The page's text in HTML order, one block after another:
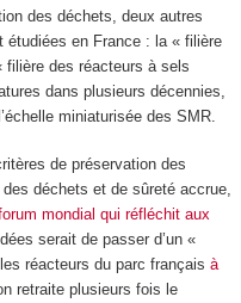
des déchets, deux autres
en France : la « filière
filière des réacteurs à sels
dans plusieurs décennies,
miniaturisée des SMR.
de préservation des
déchets et de sûreté accrue,
mondial qui réfléchit aux
serait de passer d’un «
réacteurs du parc français à
retraite plusieurs fois le